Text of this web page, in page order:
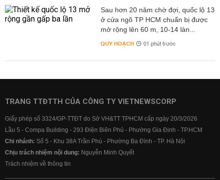
Sau hơn 20 năm chờ đợi, quốc lộ 13
ở cửa ngõ TP HCM chuẩn bị được
mở rộng lên 60 m, 10-14 làn...
QUY HOẠCH 01 phút trước
TRANG TTĐTTH CỦA CÔNG TY VIETNEWSCORP
Giấy phép số 3324/GP-TTĐT do Sở VH&TT TPHCM cấp ngày 20/3/2026
Lầu 5 - Compa Building - 293 Điện Biên Phủ - Phường Gia Định - TP.HCM
Chi nhánh: Số 5 - Khu 38A Trần Phú - Phường Ba Đình - TP. Hà Nội
Chịu trách nhiệm nội dung: Nguyễn Minh Quyết
Trách nhiệm về thông tin